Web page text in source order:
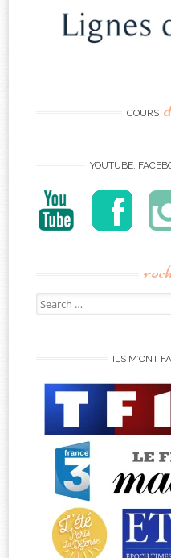
COURS
YOUTUBE,
Search
for:
ILS M’ONT